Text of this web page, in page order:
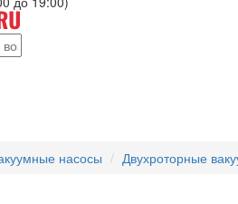
насосы Двухроторные